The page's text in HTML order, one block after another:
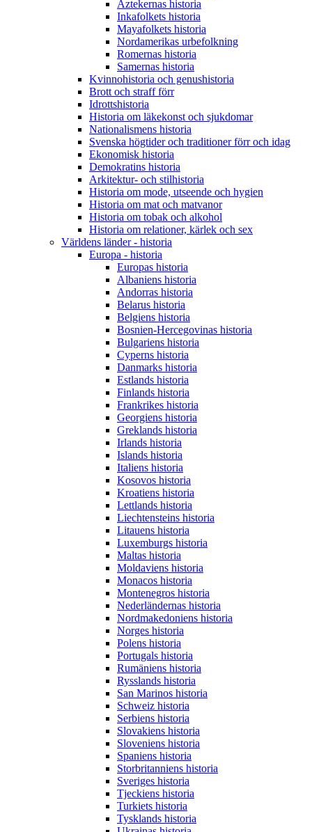
Aztekernas historia
Inkafolkets historia
Mayafolkets historia
Nordamerikas urbefolkning
Romernas historia
Samernas historia
Kvinnohistoria och genushistoria
Brott och straff förr
Idrottshistoria
Historia om läkekonst och sjukdomar
Nationalismens historia
Svenska högtider och traditioner förr och idag
Ekonomisk historia
Demokratins historia
Arkitektur- och stilhistoria
Historia om mode, utseende och hygien
Historia om mat och matvanor
Historia om tobak och alkohol
Historia om relationer, kärlek och sex
Världens länder - historia
Europa - historia
Europas historia
Albaniens historia
Andorras historia
Belarus historia
Belgiens historia
Bosnien-Hercegovinas historia
Bulgariens historia
Cyperns historia
Danmarks historia
Estlands historia
Finlands historia
Frankrikes historia
Georgiens historia
Greklands historia
Irlands historia
Islands historia
Italiens historia
Kosovos historia
Kroatiens historia
Lettlands historia
Liechtensteins historia
Litauens historia
Luxemburgs historia
Maltas historia
Moldaviens historia
Monacos historia
Montenegros historia
Nederländernas historia
Nordmakedoniens historia
Norges historia
Polens historia
Portugals historia
Rumäniens historia
Rysslands historia
San Marinos historia
Schweiz historia
Serbiens historia
Slovakiens historia
Sloveniens historia
Spaniens historia
Storbritanniens historia
Sveriges historia
Tjeckiens historia
Turkiets historia
Tysklands historia